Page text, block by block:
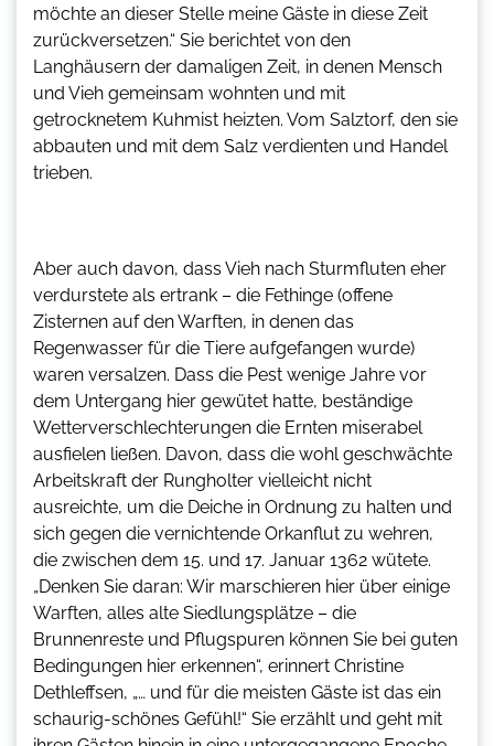
möchte an dieser Stelle meine Gäste in diese Zeit
zurückversetzen.“ Sie berichtet von den
Langhäusern der damaligen Zeit, in denen Mensch
und Vieh gemeinsam wohnten und mit
getrocknetem Kuhmist heizten. Vom Salztorf, den sie
abbauten und mit dem Salz verdienten und Handel
trieben.
Aber auch davon, dass Vieh nach Sturmfluten eher
verdurstete als ertrank – die Fethinge (offene
Zisternen auf den Warften, in denen das
Regenwasser für die Tiere aufgefangen wurde)
waren versalzen. Dass die Pest wenige Jahre vor
dem Untergang hier gewütet hatte, beständige
Wetterverschlechterungen die Ernten miserabel
ausfielen ließen. Davon, dass die wohl geschwächte
Arbeitskraft der Rungholter vielleicht nicht
ausreichte, um die Deiche in Ordnung zu halten und
sich gegen die vernichtende Orkanflut zu wehren,
die zwischen dem 15. und 17. Januar 1362 wütete.
„Denken Sie daran: Wir marschieren hier über einige
Warften, alles alte Siedlungsplätze – die
Brunnenreste und Pflugspuren können Sie bei guten
Bedingungen hier erkennen“, erinnert Christine
Dethleffsen, „… und für die meisten Gäste ist das ein
schaurig-schönes Gefühl!“ Sie erzählt und geht mit